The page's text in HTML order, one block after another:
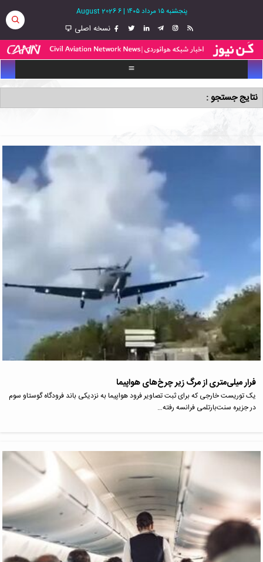
پنجشنبه ۱۵ مرداد ۱۴۰۵ |
6 August 2026
نسخه اصلی
نتایج جستجو :
فرار میلی‌متری از مرگ زیر چرخ‌های هواپیما
یک توریست خارجی که برای ثبت تصاویر فرود هواپیما به نزدیکی باند فرودگاه گوستاو سوم
در جزیره سنت‌بارتلمی فرانسه رفته…